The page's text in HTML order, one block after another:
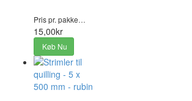
Pris pr. pakke…
15,00kr
Køb Nu